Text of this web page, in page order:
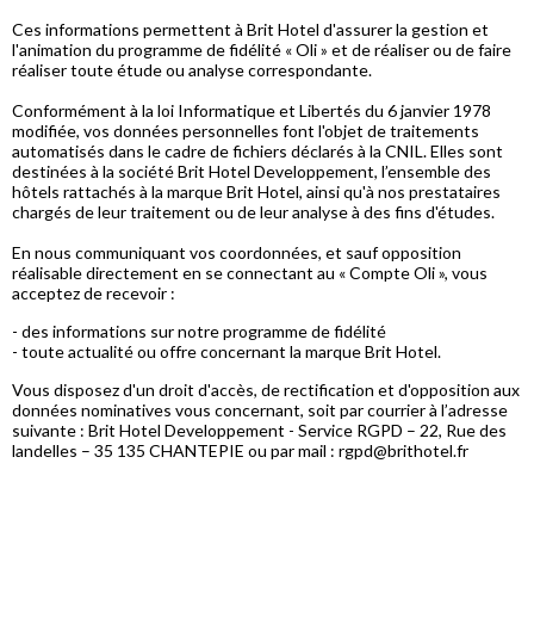
Ces informations permettent à Brit Hotel d'assurer la gestion et
l'animation du programme de fidélité « Oli » et de réaliser ou de faire
réaliser toute étude ou analyse correspondante.
Conformément à la loi Informatique et Libertés du 6 janvier 1978
modifiée, vos données personnelles font l'objet de traitements
automatisés dans le cadre de fichiers déclarés à la CNIL. Elles sont
destinées à la société Brit Hotel Developpement, l’ensemble des
hôtels rattachés à la marque Brit Hotel, ainsi qu'à nos prestataires
chargés de leur traitement ou de leur analyse à des fins d'études.
En nous communiquant vos coordonnées, et sauf opposition
réalisable directement en se connectant au « Compte Oli », vous
acceptez de recevoir :
- des informations sur notre programme de fidélité
- toute actualité ou offre concernant la marque Brit Hotel.
Vous disposez d'un droit d'accès, de rectification et d'opposition aux
données nominatives vous concernant, soit par courrier à l’adresse
suivante : Brit Hotel Developpement - Service RGPD – 22, Rue des
landelles – 35 135 CHANTEPIE ou par mail : rgpd@brithotel.fr